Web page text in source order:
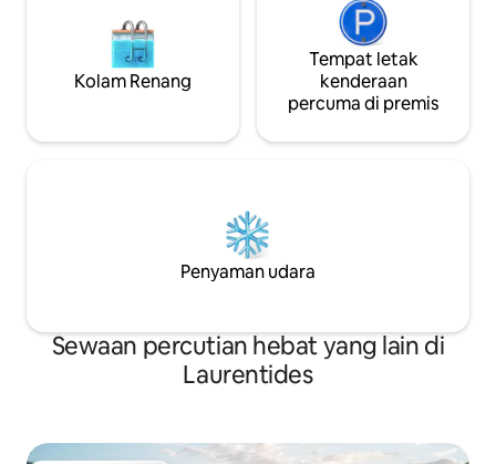
Kolam Renang
Tempat letak
kenderaan
percuma di premis
Penyaman udara
Sewaan percutian hebat yang lain di
Laurentides